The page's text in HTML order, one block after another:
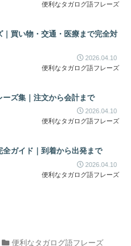
便利なタガログ語フレーズ
買い物・交通・医療まで完全対
2026.04.10
便利なタガログ語フレーズ
ーズ集｜注文から会計まで
2026.04.10
便利なタガログ語フレーズ
ガイド｜到着から出発まで
2026.04.10
便利なタガログ語フレーズ
便利なタガログ語フレーズ